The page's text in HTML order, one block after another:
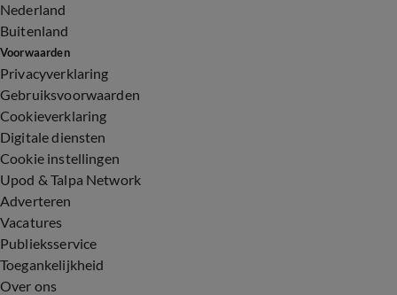
Nederland
Buitenland
Voorwaarden
Privacyverklaring
Gebruiksvoorwaarden
Cookieverklaring
Digitale diensten
Cookie instellingen
Upod & Talpa Network
Adverteren
Vacatures
Publieksservice
Toegankelijkheid
Over ons